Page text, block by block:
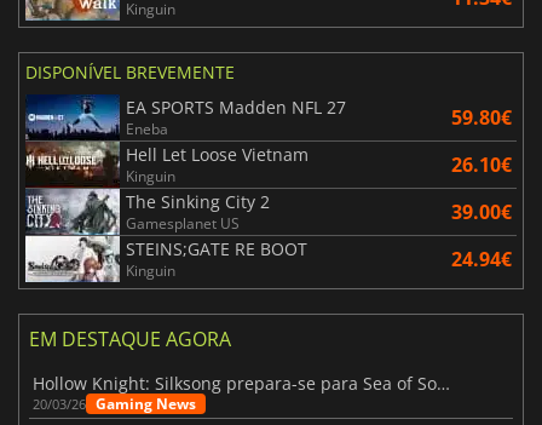
Kinguin
DISPONÍVEL BREVEMENTE
EA SPORTS Madden NFL 27
Eneba 59.80€
Hell Let Loose Vietnam
Kinguin 26.10€
The Sinking City 2
Gamesplanet US 39.00€
STEINS;GATE RE BOOT
Kinguin 24.94€
EM DESTAQUE AGORA
Hollow Knight: Silksong prepara-se para Sea of Sorrow com um patch
20/03/26 Gaming News